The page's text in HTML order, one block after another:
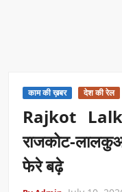
काम की ख़बर देश की रेल
Rajkot
राजकोट-
फेरे बढ़े